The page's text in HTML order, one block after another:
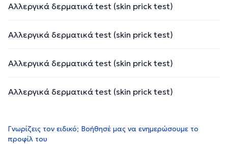
Αλλεργικά δερματικά test (skin prick test)
Αλλεργικά δερματικά test (skin prick test)
Αλλεργικά δερματικά test (skin prick test)
Αλλεργικά δερματικά test (skin prick test)
Γνωρίζεις τον ειδικό; Βοήθησέ μας να ενημερώσουμε το
προφίλ του